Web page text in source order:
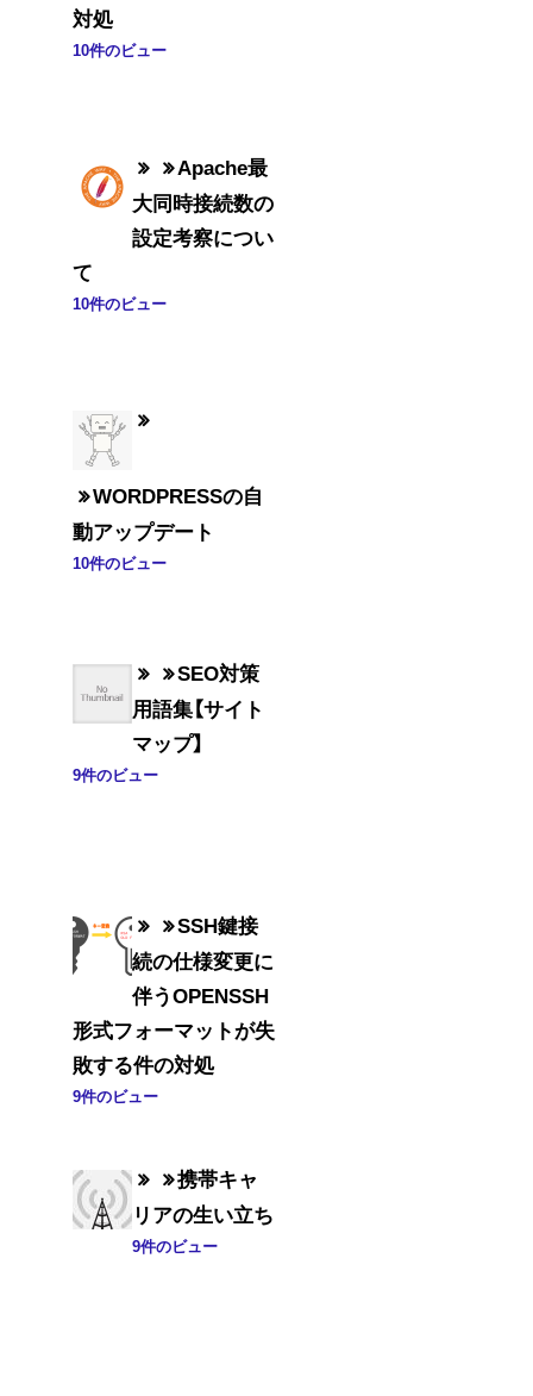
対処
10件のビュー
Apache最
大同時接続数の
設定考察につい
て
10件のビュー
WORDPRESSの自
動アップデート
10件のビュー
SEO対策
用語集【サイト
マップ】
9件のビュー
SSH鍵接
続の仕様変更に
伴うOPENSSH
形式フォーマットが失
敗する件の対処
9件のビュー
携帯キャ
リアの生い立ち
9件のビュー